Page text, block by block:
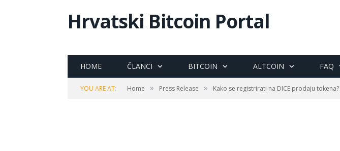
Hrvatski Bitcoin Portal
HOME ČLANCI BITCOIN ALTCOIN FAQ
YOU ARE AT: Home » Press Release » Kako se registrirati na DICE prodaju tokena?